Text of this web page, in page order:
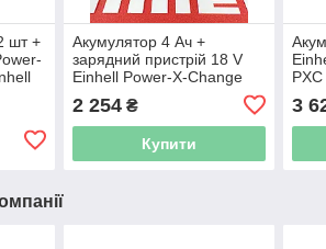
шт +
Акумулятор 4 Ач +
зарядний пристрій 18 V
Einhell Power-X-Change
2 254₴
Купити
3